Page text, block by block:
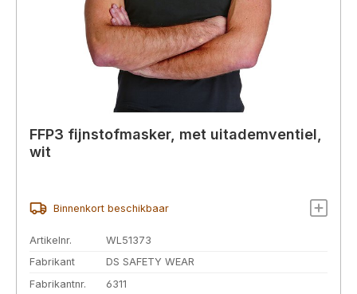
FFP3 fijnstofmasker, met uitademventiel,
wit
Binnenkort beschikbaar
Artikelnr.
WL51373
Fabrikant
DS SAFETY WEAR
Fabrikantnr.
6311